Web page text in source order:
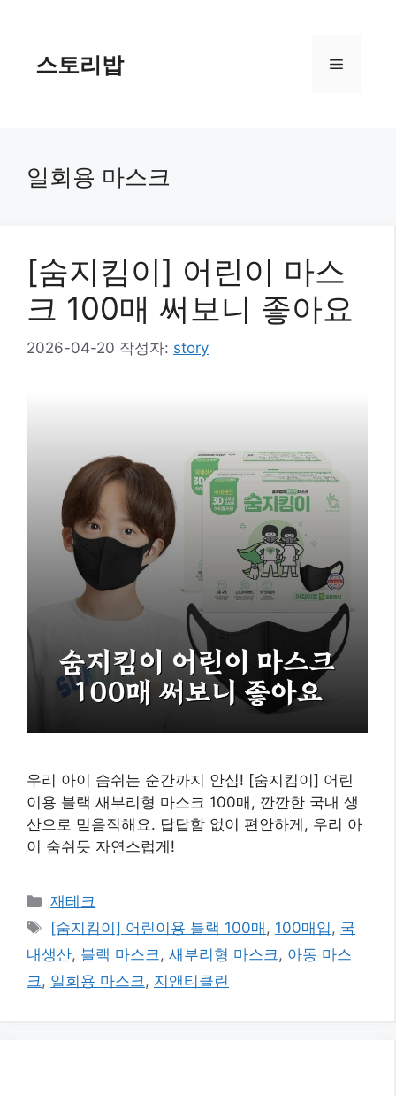
스토리밥 메
일회용 마스크
[숨지킴이] 어린이 마스
크 100매 써보니 좋아요
2026-04-20 작성자: story
우리 아이 숨쉬는 순간까지 안심! [숨지킴이] 어린
이용 블랙 새부리형 마스크 100매, 깐깐한 국내 생
산으로 믿음직해요. 답답함 없이 편안하게, 우리 아
이 숨쉬듯 자연스럽게!
카
테
고
리
재테크
태
그
[숨지킴이] 어린이용 블랙 100매 , 100매입 , 국
내생산, 블랙 마스크 , 새부리형 마스크 , 아동 마스
크 , 일회용 마스크 , 지앤티클린